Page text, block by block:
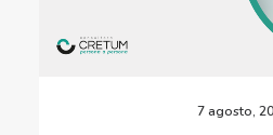
7 agosto,